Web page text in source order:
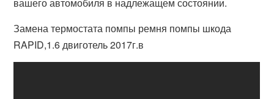
Замена термостата помпы ремня помпы шкода
RAPID,1.6 двиготель 2017г.в